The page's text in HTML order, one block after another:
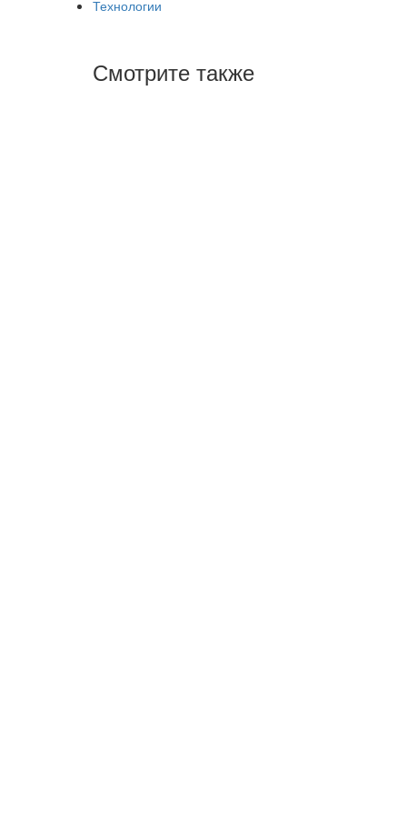
Технологии
Смотрите также